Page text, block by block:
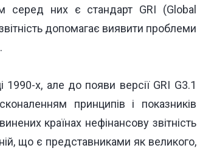
серед них є стандарт GRI (Global
допомагає виявити проблеми
1990-х, але до появи версії GRI G3.1
принципів і показників
країнах нефінансову звітність
що є представниками як великого,